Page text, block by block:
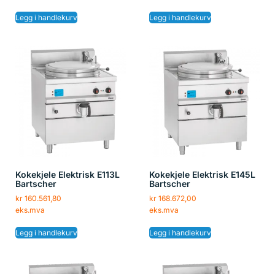
Legg i handlekurv Legg i handlekurv
Kokekjele Elektrisk E113L
Bartscher
kr 160.561,80
eks.mva
Legg i handlekurv
Kokekjele Elektrisk E145L
Bartscher
kr168.672,00
eks.mva
Legg i handlekurv